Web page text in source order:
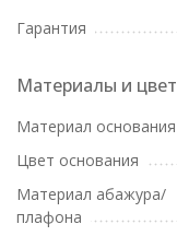
Гарантия
Материалы и цвет
Материал основания
Цвет основания
Материал абажура/
плафона